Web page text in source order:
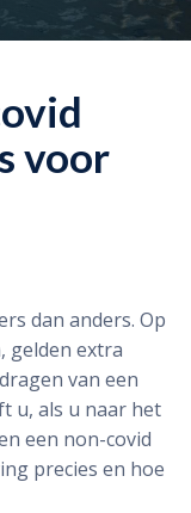
voor
dan anders. Op
gelden extra
van een
u, als u naar het
een non-covid
precies en hoe